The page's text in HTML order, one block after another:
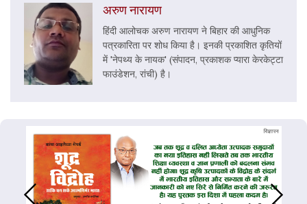
अरुण नारायण
हिंदी आलोचक अरुण नारायण ने बिहार की आधुनिक
पत्रकारिता पर शोध किया है। इनकी प्रकाशित कृतियों
में 'नेपथ्य के नायक' (संपादन, प्रकाशक प्यारा केरकेट्टा
फाउंडेशन, रांची) है।